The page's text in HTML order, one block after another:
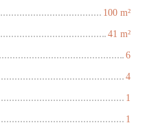
100 m²
41 m²
6
4
1
1